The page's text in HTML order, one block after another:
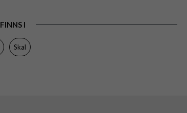
Stöttålig
FINNS I
Skal